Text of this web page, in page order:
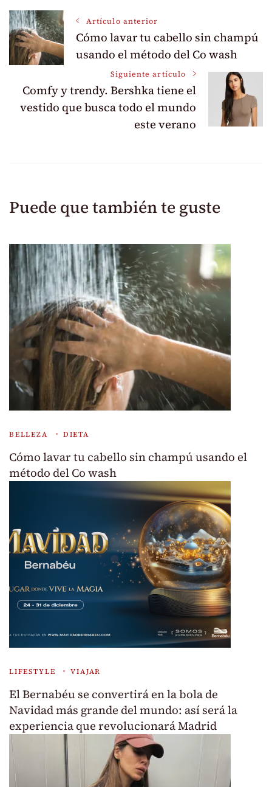
Navegación
de
entradas
Artículo anterior
Cómo lavar tu cabello sin champú
usando el método del Co wash
Siguiente artículo
Comfy y trendy. Bershka tiene el
vestido que busca todo el mundo
este verano
Puede que también te guste
BELLEZA DIETA
Cómo lavar tu cabello sin champú usando el
método del Co wash
LIFESTYLE VIAJAR
El Bernabéu se convertirá en la bola de
Navidad más grande del mundo: así será la
experiencia que revolucionará Madrid